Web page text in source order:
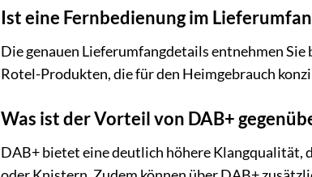
Ist eine Fernbedienung im
Die genauen Lieferumfangdetails entnehmen
Rotel-Produkten, die für den Heimgebrauch
Was ist der Vorteil von DAB+
DAB+ bietet eine deutlich höhere Klangqualität,